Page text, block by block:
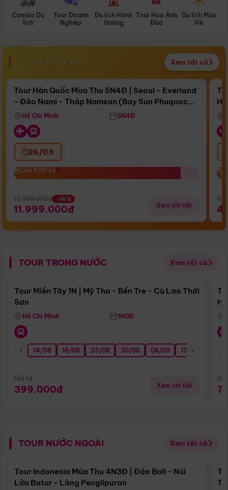
Combo Du
lịch
Tour Doanh
Nghiệp
Du lịch Hành
Hương
Tour Hoa Anh
Đào
Du lịch Mùa
Hè
TOUR GIỜ CHÓT Xem tất cả
Còn15 ngày 17:30:34
Bay Sun Phuquoc Airways
Điểm nổi bật
Tour Hàn Quốc Mùa Thu 5N4Đ | Seoul - Everland
- Đảo Nami - Tháp Namsan (Bay Sun Phuquoc
Airways)
Hồ Chí Minh 5N4Đ
26/08
Còn 9/10 chỗ
Còn 9/10 chỗ
13.999.000đ -14%
11.999.000đ Xem chi tiết
TOUR TRONG NƯỚC Xem tất cả
Điểm nổi bật
Tour Miền Tây 1N | Mỹ Tho - Bến Tre - Cù Lao Thới
Sơn
Hồ Chí Minh 1N0Đ
14/08 16/08 23/08 30/08 06/09 13/09
Giá từ:
399.000đ Xem chi tiết
TOUR NƯỚC NGOÀI Xem tất cả
Điểm nổi bật
Tour Indonesia Mùa Thu 4N3Đ | Đảo Bali - Núi
Lửa Batur - Làng Penglipuran